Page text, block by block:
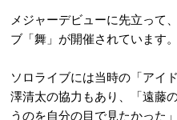
メジャーデビューに先立って
ブ「舞」が開催されています。
ソロライブには当時の「アイ
澤清太の協力もあり、「遠藤
うのを自分の目で見たかった